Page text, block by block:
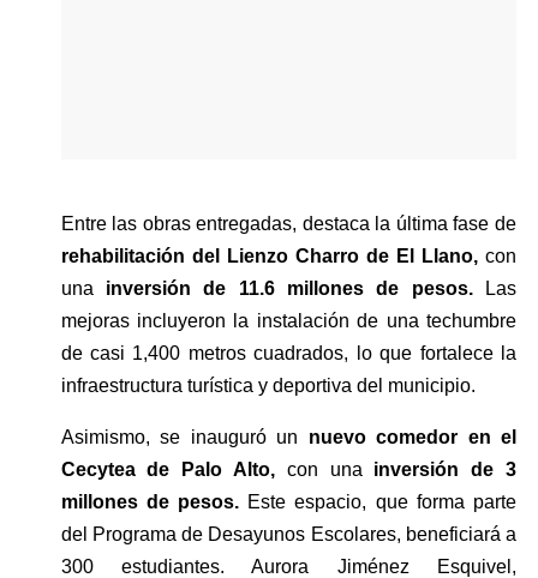
Entre las obras entregadas, destaca la última fase de
rehabilitación del Lienzo Charro de El Llano, con
una inversión de 11.6 millones de pesos. Las
mejoras incluyeron la instalación de una techumbre
de casi 1,400 metros cuadrados, lo que fortalece la
infraestructura turística y deportiva del municipio.
Asimismo, se inauguró un nuevo comedor en el
Cecytea de Palo Alto, con una inversión de 3
millones de pesos. Este espacio, que forma parte
del Programa de Desayunos Escolares, beneficiará a
300 estudiantes. Aurora Jiménez Esquivel,